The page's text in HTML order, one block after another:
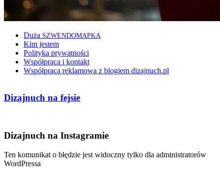
Duża SZWENDOMAPKA
Kim jestem
Polityka prywatności
Współpraca i kontakt
Współpraca reklamowa z blogiem dizajnuch.pl
Dizajnuch na fejsie
Dizajnuch na Instagramie
Ten komunikat o błędzie jest widoczny tylko dla administratorów
WordPressa